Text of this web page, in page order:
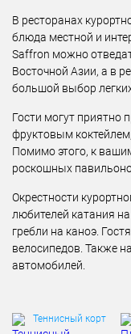
В ресторанах
блюда местной и
Saffron можно
Восточной Азии, а в
большой выбор
Гости могут приятно
фруктовым
Помимо этого, к
роскошных
Окрестности
любителей катания
гребли на каноэ.
велосипедов. Также
автомобилей.
Теннисный корт